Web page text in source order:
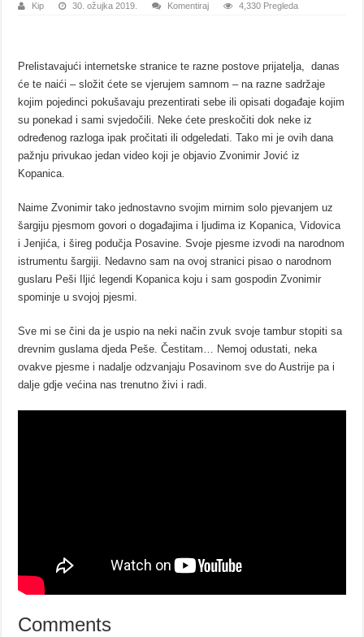
Kip 30. ožujka 2019. Komentiraj 4,330 Pregleda
Prelistavajući internetske stranice te razne postove prijatelja, danas
će te naići – složit ćete se vjerujem samnom – na razne sadržaje
kojim pojedinci pokušavaju prezentirati sebe ili opisati događaje kojim
su ponekad i sami svjedočili. Neke ćete preskočiti dok neke iz
određenog razloga ipak pročitati ili odgeledati. Tako mi je ovih dana
pažnju privukao jedan video koji je objavio Zvonimir Jović iz
Kopanica.
Naime Zvonimir tako jednostavno svojim mirnim solo pjevanjem uz
šargiju pjesmom govori o događajima i ljudima iz Kopanica, Vidovica
i Jenjića, i šireg podučja Posavine. Svoje pjesme izvodi na narodnom
istrumentu šargiji. Nedavno sam na ovoj stranici pisao o narodnom
guslaru Peši Iljić legendi Kopanica koju i sam gospodin Zvonimir
spominje u svojoj pjesmi.
Sve mi se čini da je uspio na neki način zvuk svoje tambur stopiti sa
drevnim guslama djeda Peše. Čestitam… Nemoj odustati, neka
ovakve pjesme i nadalje odzvanjaju Posavinom sve do Austrije pa i
dalje gdje većina nas trenutno živi i radi.
Comments